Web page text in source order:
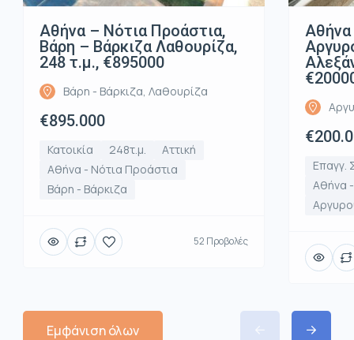
Αθήνα – Νότια Προάστια,
Βάρη – Βάρκιζα Λαθουρίζα,
248 τ.μ., €895000
Βάρη - Βάρκιζα, Λαθουρίζα
€895.000
Κατοικία 248τ.μ.
Αττική
Αθήνα - Νότια Προάστια
Βάρη - Βάρκιζα
52 Προβολές
Αθήνα
Επαγγ.
Αθήνα
Εμφάνιση όλων